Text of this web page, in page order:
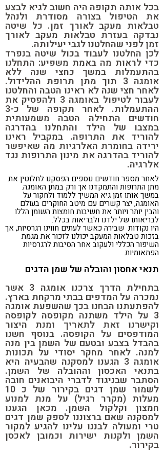
בכל אותה תקופה היה חשוב לגיא לבצע
את הטיפול בצורה מסודרת ולנהל
טבלאות מעקב לאורך זמן. כל שיטה
נבדקה בעזרת טבלאות מעקב לאורך
זמן לפני שהחלטנו לגבי יעילותה.
לכן החלטנו לעבוד בכול שיטה בנפרד
כדי לראות מה באמת משפיע: התחלנו
בהתעמלות במשך כחצי שנה ללא
אומגה 3 תוך מתן תרופת ההלידול.
לאחר חצי שנה לא ראינו הטבה והחלטנו
לעבור לטיפול באומגה 3 ולהפסיק את
ההתעמלות. לאחר תקופה של כ-3
חודשים התחילה הטבה משמעותית
במצבו של הילד והתחלנו בהדרגה
להוריד את התרופה. במקביל ראינו
ירידה בחומרת האלרגיות מה שאיפשר
להוריד בהדרגה את מינון התרופות נגד
אלרגיה.
לאחר מספר חודשים נוספים הפסקנו לחלוטין את
מתן התרופות והתמקדנו אך ורק במתן האומגה.
במשך אותו זמן גיא המשיך ללמוד ולחקור על
האומגה, יצר קשרים עם מיטב החוקרים בעולם
והבין יותר ויותר את חשיבות חומצות השומן הללו
לבריאותו של ילדנו ולבריאות בכלל.
היו נקודות שבירה כאשר לעתים חווינו רגרסיות, אך
בזכות טבלאות המעקב יכולנו לזכור את מגמת
השיפור הכללי ולעקוב אחר הסיבות לרגרסיות
הפתאומיות.
תנאי אחסון והובלה של שמן הדגים
בתחילת הדרך צרכנו אומגה 3 אשר
נמכרה על המדפים בבתי מרקחת בארץ.
להפתעתנו הבחנו בכך שהשפעת אומגה
3 על הילד משתנה מקופסה לקופסה
וקישרנו זאת לתאריך ומנת היצור
המודפסים על הקופסה. בנוסף חשנו
בהבדל בצבע ובטעם של השמן בין מנה
למנה. לאחר מחקר יסודי על תכונות
אומגה 3 הגענו למסקנה שהבעיה היא
בתנאי האכסון וההובלה של השמן.
הסתבר שבניגוד לדברי היבואנים חובה
לשמור שמן דגים בקירור של כ 10
מעלות (מקרר רגיל) על מנת למנוע
חמצון וקלקול השמן. מכאן הגענו
למסקנה שאם ברצוננו לספק שמן דגים
טרי ומעולה לבננו עלינו להגיע למקור
השמן ולקנות ישירות וכמובן לאכסן
בקירור.